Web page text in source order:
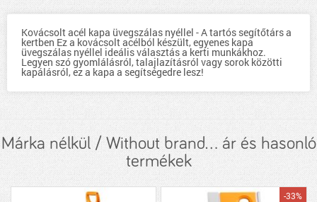
Kovácsolt acél kapa üvegszálas nyéllel - A tartós segítőtárs a
kertben Ez a kovácsolt acélból készült, egyenes kapa
üvegszálas nyéllel ideális választás a kerti munkákhoz.
Legyen szó gyomlálásról, talajlazításról vagy sorok közötti
kapálásról, ez a kapa a segítségedre lesz!
Márka nélkül / Without brand... ár és hasonló
termékek
-33%